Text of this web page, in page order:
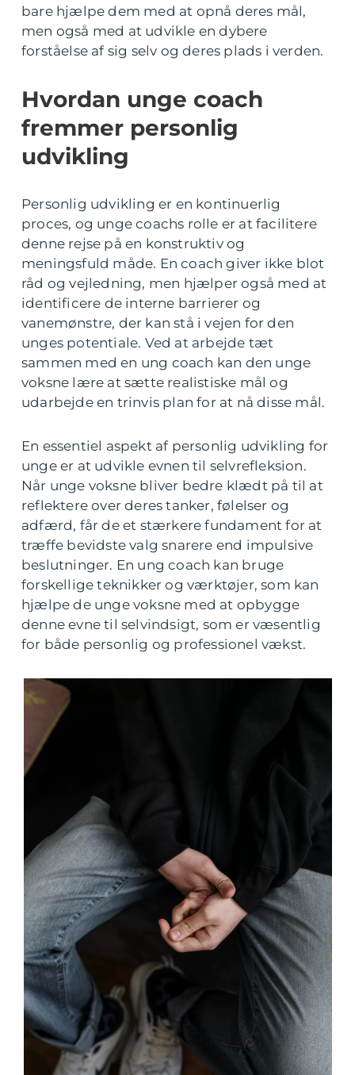
bare hjælpe dem med at opnå deres mål,
men også med at udvikle en dybere
forståelse af sig selv og deres plads i verden.
Hvordan unge coach
fremmer personlig
udvikling
Personlig udvikling er en kontinuerlig
proces, og unge coachs rolle er at facilitere
denne rejse på en konstruktiv og
meningsfuld måde. En coach giver ikke blot
råd og vejledning, men hjælper også med at
identificere de interne barrierer og
vanemønstre, der kan stå i vejen for den
unges potentiale. Ved at arbejde tæt
sammen med en ung coach kan den unge
voksne lære at sætte realistiske mål og
udarbejde en trinvis plan for at nå disse mål.
En essentiel aspekt af personlig udvikling for
unge er at udvikle evnen til selvrefleksion.
Når unge voksne bliver bedre klædt på til at
reflektere over deres tanker, følelser og
adfærd, får de et stærkere fundament for at
træffe bevidste valg snarere end impulsive
beslutninger. En ung coach kan bruge
forskellige teknikker og værktøjer, som kan
hjælpe de unge voksne med at opbygge
denne evne til selvindsigt, som er væsentlig
for både personlig og professionel vækst.